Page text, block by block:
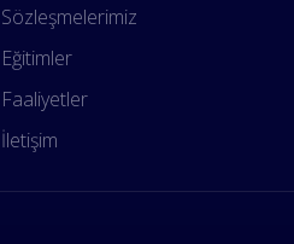
Sözleşmelerimiz
Eğitimler
Faaliyetler
İletişim